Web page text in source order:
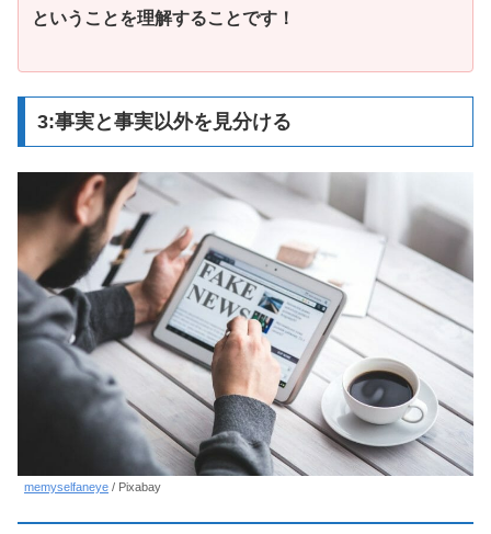
ということを理解することです！
3:事実と事実以外を見分ける
memyselfaneye / Pixabay